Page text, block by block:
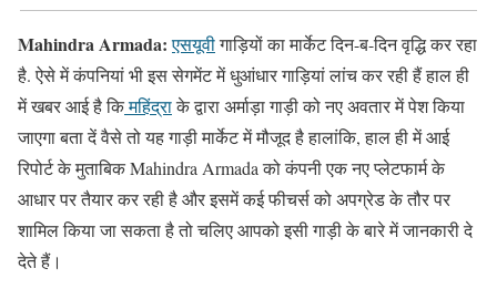
Mahindra Armada:एसयूवीगाड़ियों का मार्केट दिन-ब-दिन वृद्धि कर रहा
है. ऐसे में कंपनियां भी इस सेगमेंट में धुआंधार गाड़ियां लांच कर रही हैं हाल ही
में खबर आई है किमहिंद्राके द्वारा अर्माड़ा गाड़ी को नए अवतार में पेश किया
जाएगा बता दें वैसे तो यह गाड़ी मार्केट में मौजूद है हालांकि, हाल ही में आई
रिपोर्ट के मुताबिक Mahindra Armada को कंपनी एक नए प्लेटफार्म के
आधार पर तैयार कर रही है और इसमें कई फीचर्स को अपग्रेड के तौर पर
शामिल किया जा सकता है तो चलिए आपको इसी गाड़ी के बारे में जानकारी दे
देते हैं।